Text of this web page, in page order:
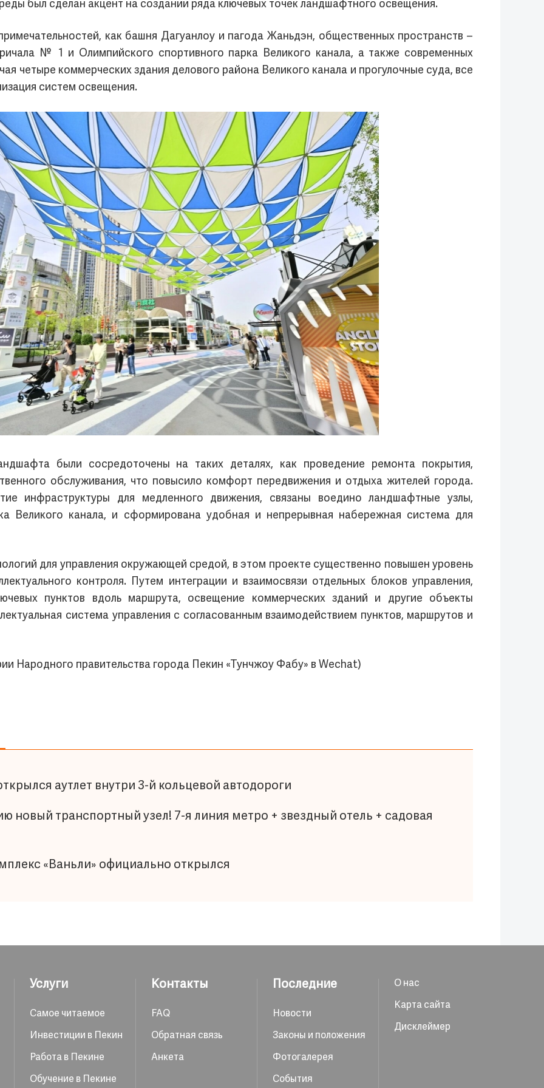
был сделан акцент на создании ряда ключевых точек ландшафтного освещения.
как башня Дагуанлоу и пагода Жаньдэн, общественных пространств –
№ 1 и Олимпийского спортивного парка Великого канала, а также современных
четыре коммерческих здания делового района Великого канала и прогулочные суда, все
систем освещения.
были сосредоточены на таких деталях, как проведение ремонта покрытия,
обслуживания, что повысило комфорт передвижения и отдыха жителей города.
инфраструктуры для медленного движения, связаны воедино ландшафтные узлы,
Великого канала, и сформирована удобная и непрерывная набережная система для
для управления окружающей средой, в этом проекте существенно повышен уровень
контроля. Путем интеграции и взаимосвязи отдельных блоков управления,
пунктов вдоль маршрута, освещение коммерческих зданий и другие объекты
система управления с согласованным взаимодействием пунктов, маршрутов и
Народного правительства города Пекин «Тунчжоу Фабу» в Wechat)
аутлет внутри 3-й кольцевой автодороги
новый транспортный узел! 7-я линия метро + звездный отель + садовая
«Ваньли» официально открылся
Услуги
Самое читаемое
Инвестиции в Пекин
Работа в Пекине
Обучение в Пекине
Контакты
FAQ
Обратная связь
Анкета
Последние
Новости
Законы и положения
Фотогалерея
События
О нас
Карта сайта
Дисклеймер